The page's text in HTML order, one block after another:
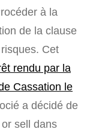
à la
de la clause
Cet
rendu par la
Cassation le
a décidé de
sell dans